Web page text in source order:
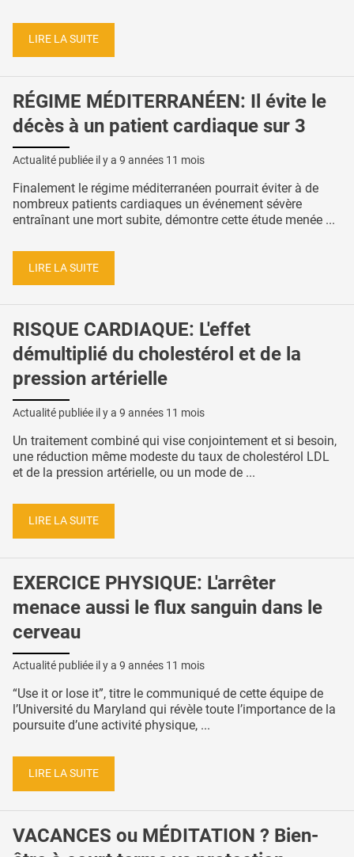
LIRE LA SUITE
RÉGIME MÉDITERRANÉEN: Il évite le
décès à un patient cardiaque sur 3
Actualité publiée il y a 9 années 11 mois
Finalement le régime méditerranéen pourrait éviter à de
nombreux patients cardiaques un événement sévère
entraînant une mort subite, démontre cette étude menée ...
LIRE LA SUITE
RISQUE CARDIAQUE: L'effet
démultiplié du cholestérol et de la
pression artérielle
Actualité publiée il y a 9 années 11 mois
Un traitement combiné qui vise conjointement et si besoin,
une réduction même modeste du taux de cholestérol LDL
et de la pression artérielle, ou un mode de ...
LIRE LA SUITE
EXERCICE PHYSIQUE: L'arrêter
menace aussi le flux sanguin dans le
cerveau
Actualité publiée il y a 9 années 11 mois
“Use it or lose it”, titre le communiqué de cette équipe de
l’Université du Maryland qui révèle toute l’importance de la
poursuite d’une activité physique, ...
LIRE LA SUITE
VACANCES ou MÉDITATION ? Bien-